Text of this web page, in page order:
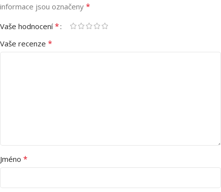
informace jsou označeny *
Vaše hodnocení*
Vaše recenze *
Jméno *